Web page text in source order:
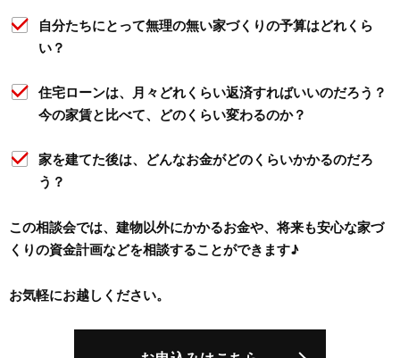
自分たちにとって無理の無い家づくりの予算はどれくら
い？
住宅ローンは、月々どれくらい返済すればいいのだろう？
今の家賃と比べて、どのくらい変わるのか？
家を建てた後は、どんなお金がどのくらいかかるのだろ
う？
この相談会では、建物以外にかかるお金や、将来も安心な家づ
くりの資金計画などを相談することができます♪
お気軽にお越しください。